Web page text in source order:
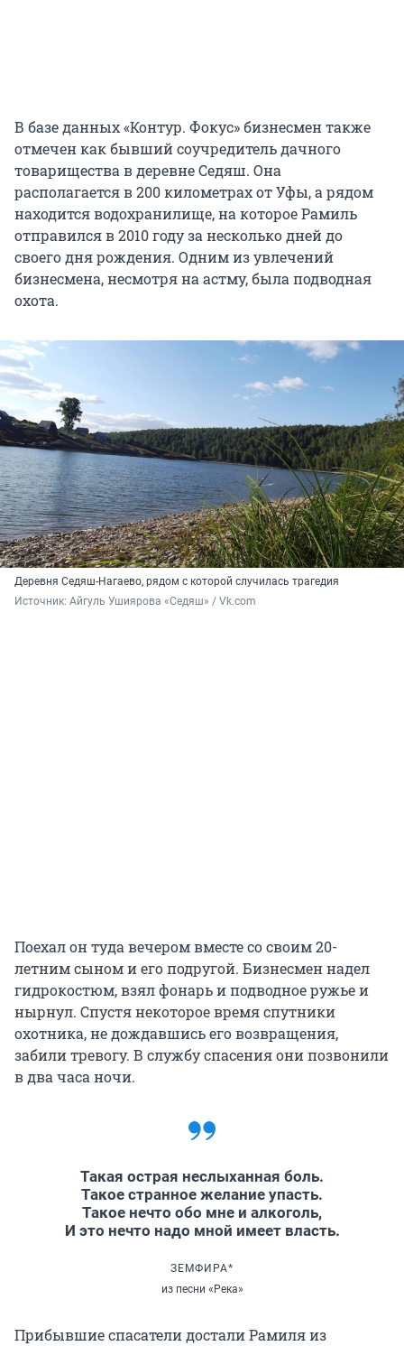
В базе данных «Контур. Фокус» бизнесмен также
отмечен как бывший соучредитель дачного
товарищества в деревне Седяш. Она
располагается в200 километрахот Уфы, а рядом
находится водохранилище, на которое Рамиль
отправился в 2010 году за несколько дней до
своего дня рождения. Одним из увлечений
бизнесмена, несмотря на астму, была подводная
охота.
Деревня Седяш-Нагаево, рядом с которой случилась трагедия
Источник: Айгуль Ушиярова «Седяш» / Vk.com
Поехал он туда вечером вместе со своим 20-
летним сыном и его подругой. Бизнесмен надел
гидрокостюм, взял фонарь и подводное ружье и
нырнул. Спустя некоторое время спутники
охотника, не дождавшись его возвращения,
забили тревогу. В службу спасения они позвонили
в два часа ночи.
Такая острая неслыханная боль.
Такое странное желание упасть.
Такое нечто обо мне и алкоголь,
И это нечто надо мной имеет власть.
ЗЕМФИРА*
из песни «Река»
Прибывшие спасатели достали Рамиля из